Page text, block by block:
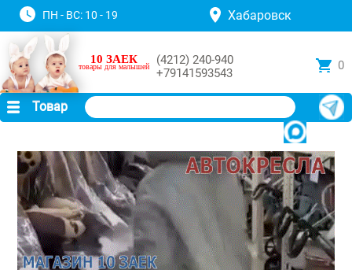
ПН - ВС: 10 - 19 Хабаровск
10 ЗАЕК
товары для малышей
(4212) 240-940
+79141593543
0
Товар